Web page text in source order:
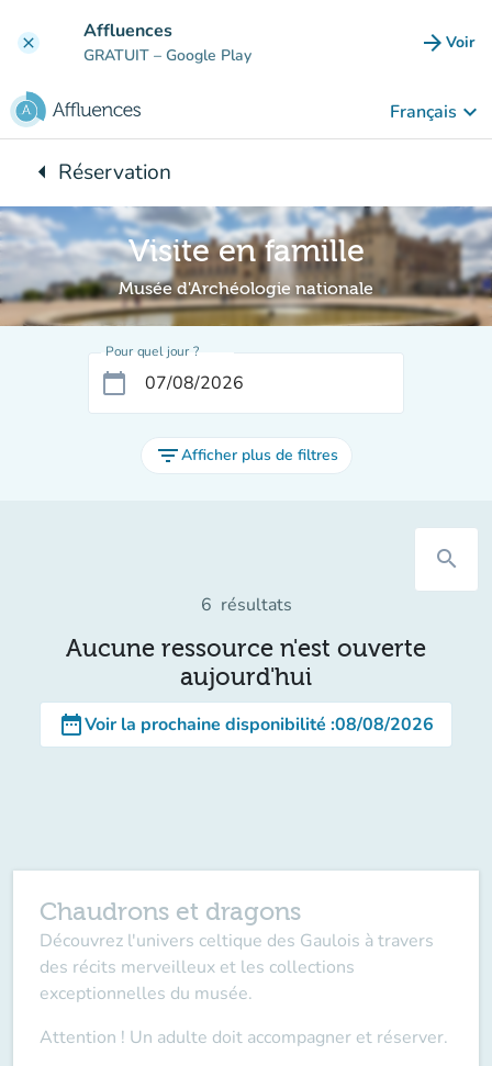
clear Affluences
GRATUIT – Google Play arrow_forward Voir
Français keyboard_arrow_down
arrow_leftRetour à :
Réservation
Visite en famille
Musée d'Archéologie nationale
Pour quel jour ?
calendar_today
filter_listAfficher plus de filtres
search
6 résultats
Aucune ressource n'est ouverte
aujourd'hui
date_rangeVoir la prochaine disponibilité :08/08/2026
Chaudrons et dragons
Découvrez l'univers celtique des Gaulois à travers
des récits merveilleux et les collections
exceptionnelles du musée.
Attention ! Un adulte doit accompagner et réserver.